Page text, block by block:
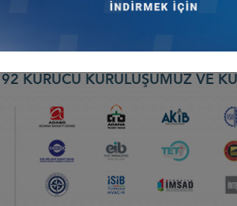
92 KURUCU KURULUŞUMUZ VE